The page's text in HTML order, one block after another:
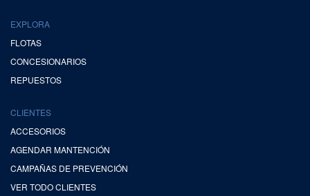
EXPLORA
FLOTAS
CONCESIONARIOS
REPUESTOS
CLIENTES
ACCESORIOS
AGENDAR MANTENCIÓN
CAMPAÑAS DE PREVENCIÓN
VER TODO CLIENTES